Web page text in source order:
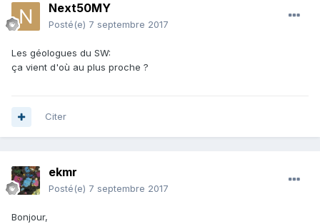
Next50MY
Posté(e) 7 septembre 2017
Les géologues du SW:
ça vient d'où au plus proche ?
Citer
ekmr
Posté(e) 7 septembre 2017
Bonjour,